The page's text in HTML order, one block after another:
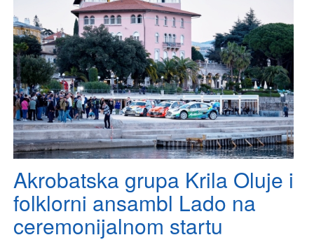
Akrobatska grupa Krila Oluje i
folklorni ansambl Lado na
ceremonijalnom startu